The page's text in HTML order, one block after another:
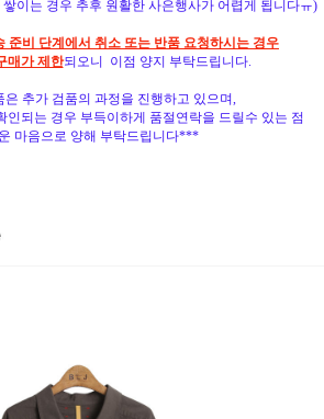
이는 경우 추후 원활한 사은행사가 어렵게 됩니다ㅠ)
준비 단계에서 취소 또는 반품 요청하시는 경우
매가 제한되오니 이점 양지 부탁드립니다.
은 추가 검품의 과정을 진행하고 있으며,
인되는 경우 부득이하게 품절연락을 드릴수 있는 점
마음으로 양해 부탁드립니다***